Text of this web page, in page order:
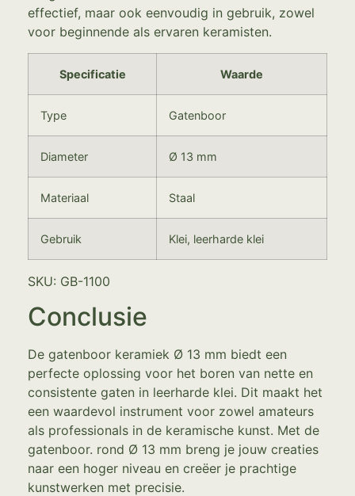
effectief, maar ook eenvoudig in gebruik, zowel
voor beginnende als ervaren keramisten.
Specificatie Waarde
Type Gatenboor
Diameter Ø 13 mm
Materiaal Staal
Gebruik Klei, leerharde klei
SKU: GB-1100
Conclusie
De gatenboor keramiek Ø 13 mm biedt een
perfecte oplossing voor het boren van nette en
consistente gaten in leerharde klei. Dit maakt het
een waardevol instrument voor zowel amateurs
als professionals in de keramische kunst. Met de
gatenboor. rond Ø 13 mm breng je jouw creaties
naar een hoger niveau en creëer je prachtige
kunstwerken met precisie.